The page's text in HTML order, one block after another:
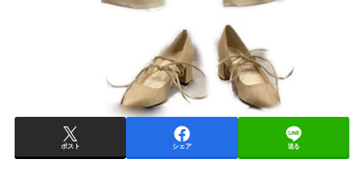
ポスト シェア 送る